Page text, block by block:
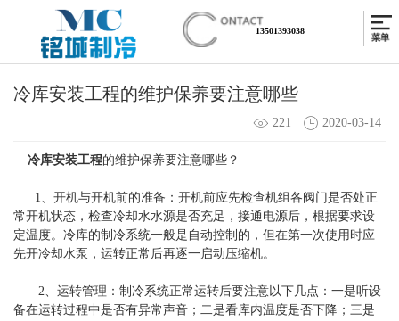
13501393038
冷库安装工程的维护保养要注意哪些
221 2020-03-14
冷库安装工程的维护保养要注意哪些？
1、开机与开机前的准备： 开机前应先检查机组各阀门是否处正
常开机状态，检查冷却水水源是否充足，接通电源后，根据要求设
定温度。 冷库的制冷系统一般是自动控制的，但在第一次使用时应
先开冷却水泵，运转正常后再逐一启动压缩机。
2、运转管理： 制冷系统正常运转后要注意以下几点：一是听设
备在运转过程中是否有异常声音；二是看库内温度是否下降；三是